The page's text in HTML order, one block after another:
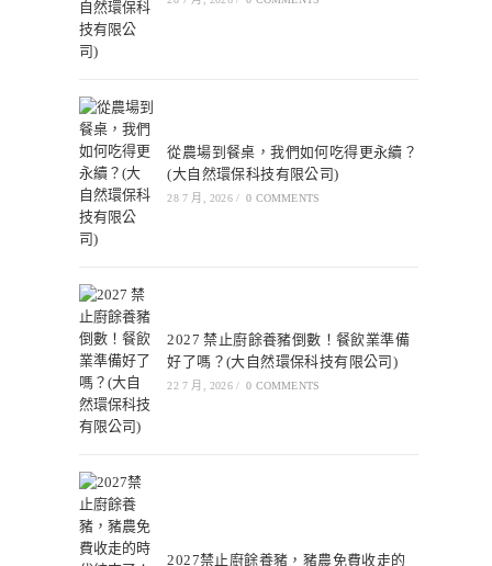
從農場到餐桌，我們如何吃得更永續？
(大自然環保科技有限公司)
28 7 月, 2026 / 0 COMMENTS
2027 禁止廚餘養豬倒數！餐飲業準備
好了嗎？(大自然環保科技有限公司)
22 7 月, 2026 / 0 COMMENTS
2027禁止廚餘養豬，豬農免費收走的